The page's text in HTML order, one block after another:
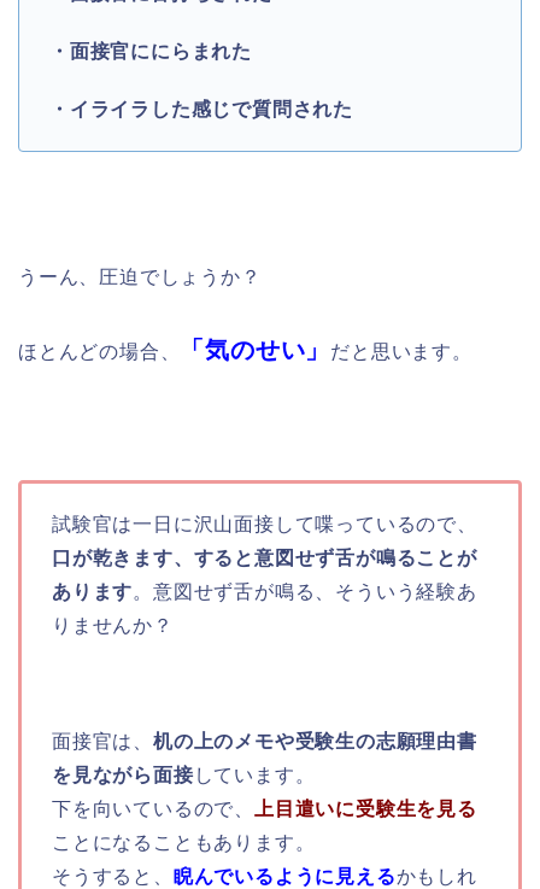
・面接官ににらまれた
・イライラした感じで質問された
うーん、圧迫でしょうか？
ほとんどの場合、 「気のせい」 だと思います。
試験官は一日に沢山面接して喋っているので、
口が乾きます、すると意図せず舌が鳴ることが
あります。意図せず舌が鳴る、そういう経験あ
りませんか？
面接官は、 机の上のメモや受験生の志願理由書
を見ながら面接しています。
下を向いているので、
上目遣いに受験生を見る
ことになることもあります。
そうすると、 睨んでいるように見えるかもしれ